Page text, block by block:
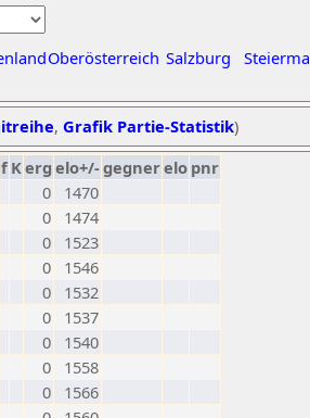
Oberösterreich Salzburg
, Grafik Partie-Statistik)
f Kerg elo+/-gegnerelo pnr
0
1470
0
1474
0
1523
0
1546
0
1532
0
1537
0
1540
0
1558
0
1566